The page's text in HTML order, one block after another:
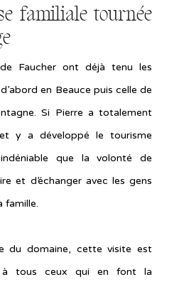
familiale tournée
Faucher ont déjà tenu les
en Beauce puis celle de
Si Pierre a totalement
y a développé le tourisme
que la volonté de
et d’échanger avec les gens
famille.
du domaine, cette visite est
tous ceux qui en font la